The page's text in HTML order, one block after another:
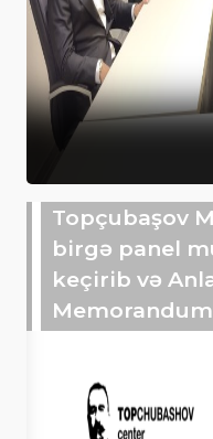
Topçubaşov
birgə panel
keçirib və